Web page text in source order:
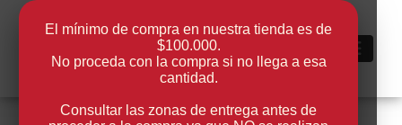
El mínimo de compra en nuestra tienda es de
$100.000.
No proceda con la compra si no llega a esa
cantidad.
Consultar las zonas de entrega antes de